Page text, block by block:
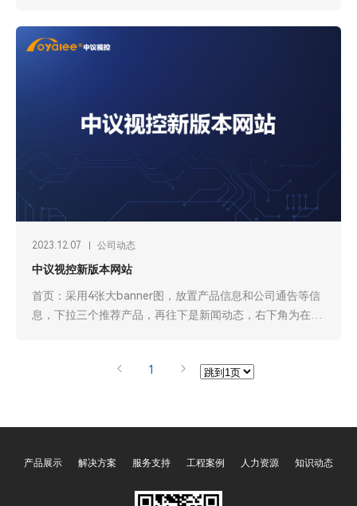
2023.12.07 公司动态
中议视控新版本网站
首页：采用4张大banner图，放置产品信息和公司通告等信
息，下拉三个推荐产品，再往下是新闻动态，右下角为在线
文名称，英文名称。产品中心为二级栏目，下面管理6个三
1
产品展示 解决方案 服务支持 工程案例 人力资源 知识动态